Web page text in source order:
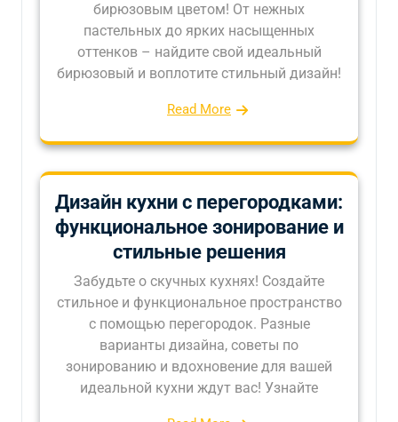
бирюзовым цветом! От нежных
пастельных до ярких насыщенных
оттенков – найдите свой идеальный
бирюзовый и воплотите стильный дизайн!
Read More
Дизайн кухни с перегородками:
функциональное зонирование и
стильные решения
Забудьте о скучных кухнях! Создайте
стильное и функциональное пространство
с помощью перегородок. Разные
варианты дизайна, советы по
зонированию и вдохновение для вашей
идеальной кухни ждут вас! Узнайте